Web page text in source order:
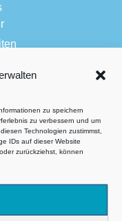
zu speichern
zu verbessern und um
Technologien zustimmst,
IDs auf dieser Website
zurückziehst, können